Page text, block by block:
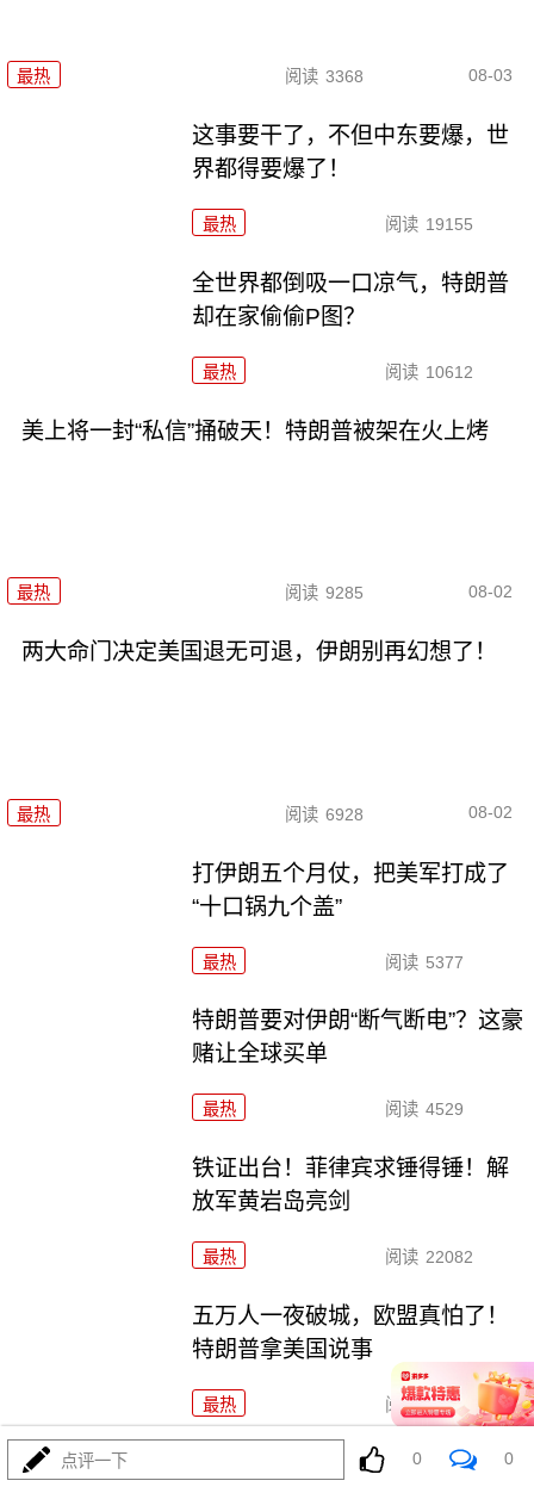
最热 阅读 3368 08-03
这事要干了，不但中东要爆，世
界都得要爆了！
最热 阅读 19155
全世界都倒吸一口凉气，特朗普
却在家偷偷P图？
最热 阅读 10612
美上将一封“私信”捅破天！特朗普被架在火上烤
最热 阅读 9285 08-02
两大命门决定美国退无可退，伊朗别再幻想了！
最热 阅读 6928 08-02
打伊朗五个月仗，把美军打成了
“十口锅九个盖”
最热 阅读 5377
特朗普要对伊朗“断气断电”？这豪
赌让全球买单
最热 阅读 4529
铁证出台！菲律宾求锤得锤！解
放军黄岩岛亮剑
最热 阅读 22082
五万人一夜破城，欧盟真怕了！
特朗普拿美国说事
最热 阅读 14962
哈马斯还是跪了？特朗普高调宣
点评一下 0 0